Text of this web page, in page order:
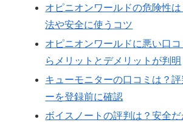
オピニオンワールドの危険性
法や安全に使うコツ
オピニオンワールドに悪い口
らメリットとデメリットが判明
キューモニターの口コミは？評
ーを登録前に確認
ボイスノートの評判は？安全